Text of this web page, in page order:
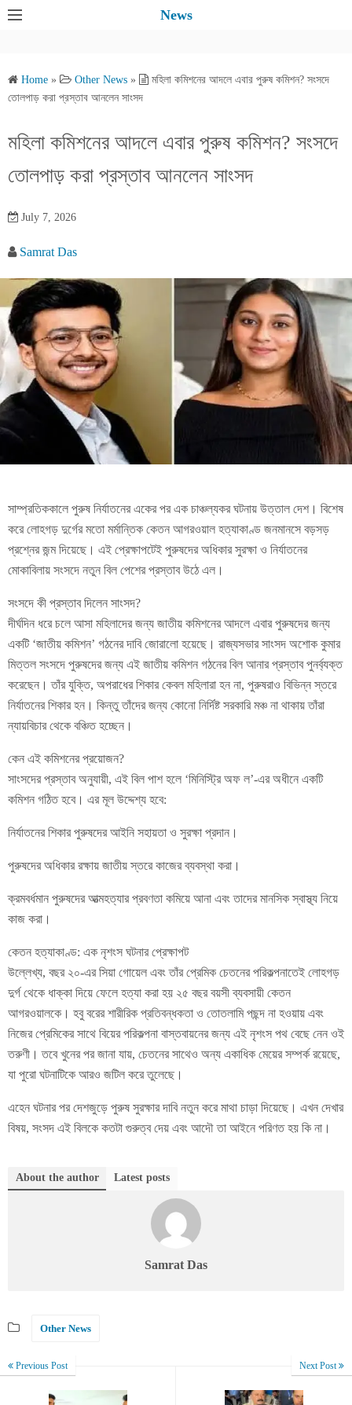
News
Home » Other News »
মহিলা কমিশনের আদলে এবার পুরুষ কমিশন? সংসদে
তোলপাড় করা প্রস্তাব আনলেন সাংসদ
মহিলা কমিশনের আদলে এবার পুরুষ কমিশন? সংসদে
তোলপাড় করা প্রস্তাব আনলেন সাংসদ
July 7, 2026
Samrat Das
সাম্প্রতিককালে পুরুষ নির্যাতনের একের পর এক চাঞ্চল্যকর ঘটনায় উত্তাল দেশ। বিশেষ
করে লোহগড় দুর্গের মতো মর্মান্তিক কেতন আগরওয়াল হত্যাকাণ্ড জনমানসে বড়সড়
প্রশ্নের জন্ম দিয়েছে। এই প্রেক্ষাপটেই পুরুষদের অধিকার সুরক্ষা ও নির্যাতনের
মোকাবিলায় সংসদে নতুন বিল পেশের প্রস্তাব উঠে এল।
সংসদে কী প্রস্তাব দিলেন সাংসদ?
দীর্ঘদিন ধরে চলে আসা মহিলাদের জন্য জাতীয় কমিশনের আদলে এবার পুরুষদের জন্য
একটি ‘জাতীয় কমিশন’ গঠনের দাবি জোরালো হয়েছে। রাজ্যসভার সাংসদ অশোক কুমার
মিত্তল সংসদে পুরুষদের জন্য এই জাতীয় কমিশন গঠনের বিল আনার প্রস্তাব পুনর্ব্যক্ত
করেছেন। তাঁর যুক্তি, অপরাধের শিকার কেবল মহিলারা হন না, পুরুষরাও বিভিন্ন স্তরে
নির্যাতনের শিকার হন। কিন্তু তাঁদের জন্য কোনো নির্দিষ্ট সরকারি মঞ্চ না থাকায় তাঁরা
ন্যায়বিচার থেকে বঞ্চিত হচ্ছেন।
কেন এই কমিশনের প্রয়োজন?
সাংসদের প্রস্তাব অনুযায়ী, এই বিল পাশ হলে ‘মিনিস্ট্রি অফ ল’-এর অধীনে একটি
কমিশন গঠিত হবে। এর মূল উদ্দেশ্য হবে:
নির্যাতনের শিকার পুরুষদের আইনি সহায়তা ও সুরক্ষা প্রদান।
পুরুষদের অধিকার রক্ষায় জাতীয় স্তরে কাজের ব্যবস্থা করা।
ক্রমবর্ধমান পুরুষদের আত্মহত্যার প্রবণতা কমিয়ে আনা এবং তাদের মানসিক স্বাস্থ্য নিয়ে
কাজ করা।
কেতন হত্যাকাণ্ড: এক নৃশংস ঘটনার প্রেক্ষাপট
উল্লেখ্য, বছর ২০-এর সিয়া গোয়েল এবং তাঁর প্রেমিক চেতনের পরিকল্পনাতেই লোহগড়
দুর্গ থেকে ধাক্কা দিয়ে ফেলে হত্যা করা হয় ২৫ বছর বয়সী ব্যবসায়ী কেতন
আগরওয়ালকে। হবু বরের শারীরিক প্রতিবন্ধকতা ও তোতলামি পছন্দ না হওয়ায় এবং
নিজের প্রেমিকের সাথে বিয়ের পরিকল্পনা বাস্তবায়নের জন্য এই নৃশংস পথ বেছে নেন ওই
তরুণী। তবে খুনের পর জানা যায়, চেতনের সাথেও অন্য একাধিক মেয়ের সম্পর্ক রয়েছে,
যা পুরো ঘটনাটিকে আরও জটিল করে তুলেছে।
এহেন ঘটনার পর দেশজুড়ে পুরুষ সুরক্ষার দাবি নতুন করে মাথা চাড়া দিয়েছে। এখন দেখার
বিষয়, সংসদ এই বিলকে কতটা গুরুত্ব দেয় এবং আদৌ তা আইনে পরিণত হয় কি না।
About the author Latest posts
Samrat Das
Other News
Previous Post Next Post